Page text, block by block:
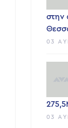
στην
03
03